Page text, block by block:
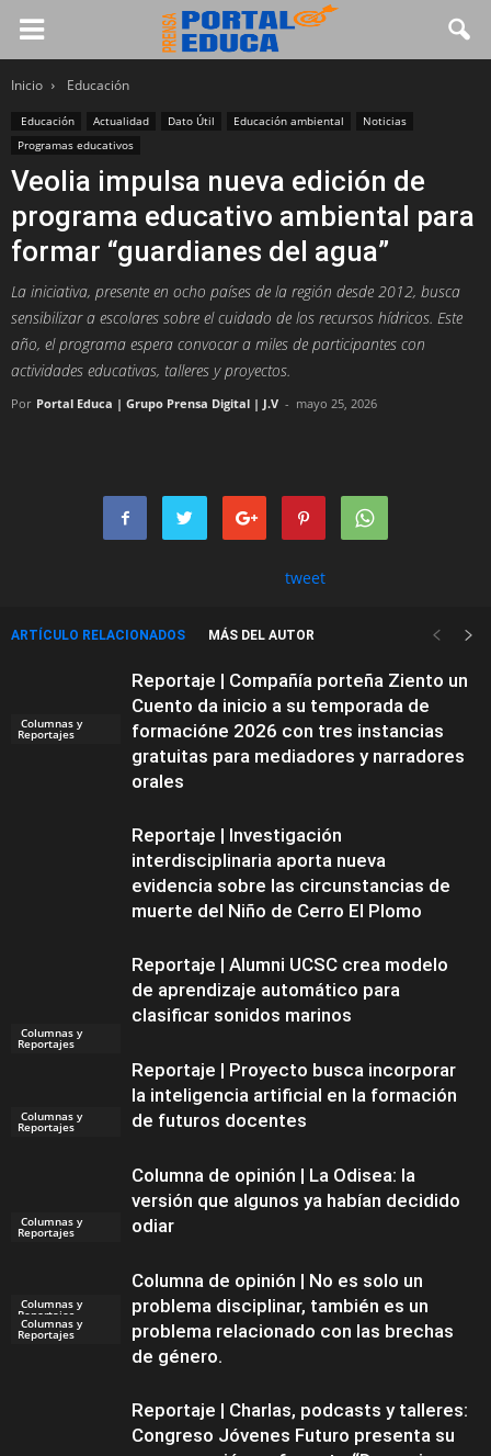
Inicio Educación
Educación Actualidad Dato Útil Educación ambiental
Noticias
Programas educativos
Veolia impulsa nueva edición de
programa educativo ambiental para
formar “guardianes del agua”
La iniciativa, presente en ocho países de la región desde 2012, busca
sensibilizar a escolares sobre el cuidado de los recursos hídricos. Este
año, el programa espera convocar a miles de participantes con
actividades educativas, talleres y proyectos.
Por Portal Educa | Grupo Prensa Digital | J.V - mayo 25, 2026
tweet
ARTÍCULO RELACIONADOS MÁS DEL AUTOR
Columnas y
Reportajes
Reportaje | Compañía porteña Ziento un
Cuento da inicio a su temporada de
formacióne 2026 con tres instancias
gratuitas para mediadores y narradores
orales
Columnas y
Reportajes
Reportaje | Investigación
interdisciplinaria aporta nueva
evidencia sobre las circunstancias de
muerte del Niño de Cerro El Plomo
Columnas y
Reportajes
Reportaje | Alumni UCSC crea modelo
de aprendizaje automático para
clasificar sonidos marinos
Columnas y
Reportajes
Reportaje | Proyecto busca incorporar
la inteligencia artificial en la formación
de futuros docentes
Columnas y
Reportajes
Columna de opinión | La Odisea: la
versión que algunos ya habían decidido
odiar
Columnas y
Reportajes
Columna de opinión | No es solo un
problema disciplinar, también es un
problema relacionado con las brechas
de género.
Reportaje | Charlas, podcasts y talleres:
Congreso Jóvenes Futuro presenta su